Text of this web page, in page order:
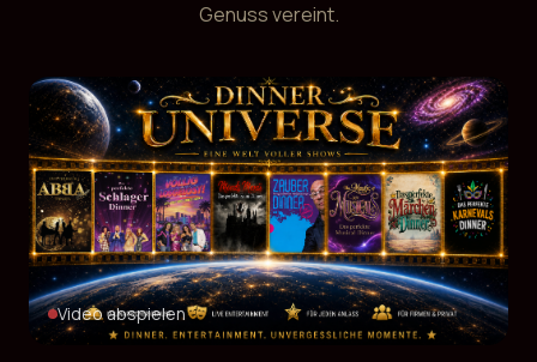
Genuss vereint.
Video abspielen